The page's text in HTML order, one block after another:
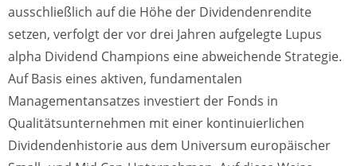
ausschließlich auf die Höhe der Dividendenrendite
setzen, verfolgt der vor drei Jahren aufgelegte Lupus
alpha Dividend Champions eine abweichende Strategie.
Auf Basis eines aktiven, fundamentalen
Managementansatzes investiert der Fonds in
Qualitätsunternehmen mit einer kontinuierlichen
Dividendenhistorie aus dem Universum europäischer